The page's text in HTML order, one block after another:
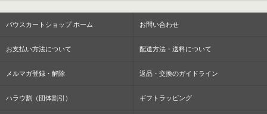
パウスカートショップ ホーム お問い合わせ
お支払い方法について 配送方法・送料について
メルマガ登録・解除 返品・交換のガイドライン
ハラウ割（団体割引） ギフトラッピング